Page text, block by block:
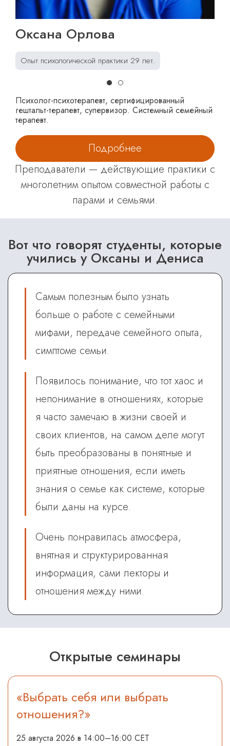
Оксана Орлова
Опыт психологической практики 29 лет.
Психолог-психотерапевт, сертифицированный
гештальт-терапевт, супервизор. Системный семейный
терапевт.
Подробнее
Преподаватели — действующие практики с
многолетним опытом совместной работы с
парами и семьями.
Вот что говорят студенты, которые
учились у Оксаны и Дениса
Самым полезным было узнать
больше о работе с семейными
мифами, передаче семейного опыта,
симптоме семьи.
Появилось понимание, что тот хаос и
непонимание в отношениях, которые
я часто замечаю в жизни своей и
своих клиентов, на самом деле могут
быть преобразованы в понятные и
приятные отношения, если иметь
знания о семье как системе, которые
были даны на курсе.
Очень понравилась атмосфера,
внятная и структурированная
информация, сами лекторы и
отношения между ними.
Открытые семинары
«Выбрать себя или выбрать
отношения?»
25 августа 2026 в 14:00–16:00 CET